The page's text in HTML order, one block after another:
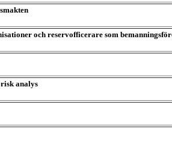
och reservofficerare som
analys